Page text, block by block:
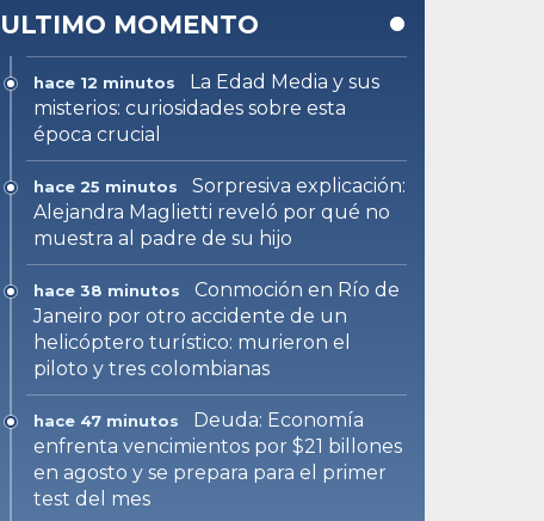
ULTIMO MOMENTO
hace 12 minutos
La Edad Media y sus
misterios: curiosidades sobre esta
época crucial
hace 25 minutos
Sorpresiva explicación:
Alejandra Maglietti reveló por qué no
muestra al padre de su hijo
hace 38 minutos
Conmoción en Río de
Janeiro por otro accidente de un
helicóptero turístico: murieron el
piloto y tres colombianas
hace 47 minutos
Deuda: Economía
enfrenta vencimientos por $21 billones
en agosto y se prepara para el primer
test del mes